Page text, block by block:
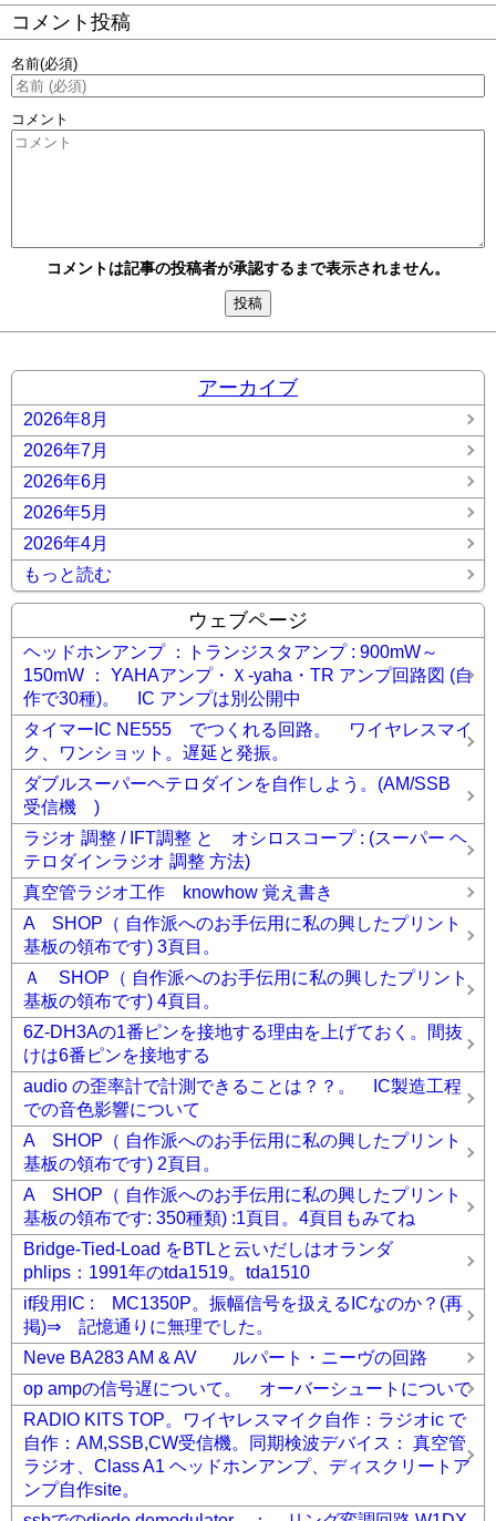
コメント投稿
名前(必須)
コメント
コメントは記事の投稿者が承認するまで表示されません。
アーカイブ
2026年8月
2026年7月
2026年6月
2026年5月
2026年4月
もっと読む
ウェブページ
ヘッドホンアンプ ：トランジスタアンプ : 900mW～
150mW ： YAHAアンプ・Ｘ-yaha・TR アンプ回路図 (自
作で30種)。 IC アンプは別公開中
タイマーIC NE555 でつくれる回路。 ワイヤレスマイ
ク、ワンショット。遅延と発振。
ダブルスーパーヘテロダインを自作しよう。(AM/SSB
受信機 )
ラジオ 調整 / IFT調整 と オシロスコープ : (スーパー ヘ
テロダインラジオ 調整 方法)
真空管ラジオ工作 knowhow 覚え書き
A SHOP（ 自作派へのお手伝用に私の興したプリント
基板の領布です) 3頁目。
Ａ SHOP（ 自作派へのお手伝用に私の興したプリント
基板の領布です) 4頁目。
6Z-DH3Aの1番ピンを接地する理由を上げておく。間抜
けは6番ピンを接地する
audio の歪率計で計測できることは？？。 IC製造工程
での音色影響について
A SHOP（ 自作派へのお手伝用に私の興したプリント
基板の領布です) 2頁目。
A SHOP（ 自作派へのお手伝用に私の興したプリント
基板の領布です: 350種類) :1頁目。4頁目もみてね
Bridge-Tied-Load をBTLと云いだしはオランダ
phlips：1991年のtda1519。tda1510
if段用IC : MC1350P。振幅信号を扱えるICなのか？(再
掲)⇒ 記憶通りに無理でした。
Neve BA283 AM & AV ルパート・ニーヴの回路
op ampの信号遅について。 オーバーシュートについて
RADIO KITS TOP。ワイヤレスマイク自作：ラジオic で
自作：AM,SSB,CW受信機。同期検波デバイス： 真空管
ラジオ、Class A1 ヘッドホンアンプ、ディスクリートア
ンプ自作site。